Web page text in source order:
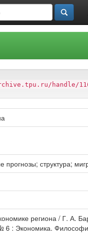
handle/
структура;
региона / Г. А.
: Экономика.